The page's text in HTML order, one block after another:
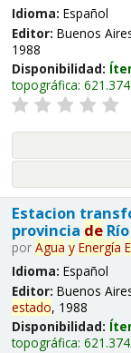
Idioma: Español
Editor: Buenos
1988
Disponibilidad:
topográfica:
Estacion
provincia de
por Agua y Energía
Idioma: Español
Editor: Buenos
estado, 1988
Disponibilidad:
topográfica: